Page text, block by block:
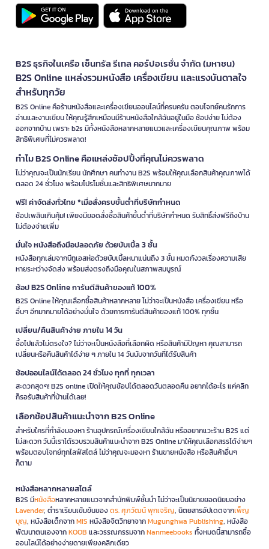
B2S ธุรกิจในเครือ เซ็นทรัล รีเทล คอร์ปอเรชั่น จำกัด (มหาชน)
B2S Online แหล่งรวมหนังสือ เครื่องเขียน และแรงบันดาลใจ
สำหรับทุกวัย
B2S Online คือร้านหนังสือและเครื่องเขียนออนไลน์ที่ครบครัน ตอบโจทย์คนรักการ
อ่านและงานเขียน ให้คุณรู้สึกเหมือนมีร้านหนังสือใกล้ฉันอยู่ในมือ ช้อปง่าย ไม่ต้อง
ออกจากบ้าน เพราะ b2s มีทั้งหนังสือหลากหลายแนวและเครื่องเขียนคุณภาพ พร้อม
สิทธิพิเศษที่ไม่ควรพลาด!
ทำไม B2S Online คือแหล่งช้อปปิ้งที่คุณไม่ควรพลาด
ไม่ว่าคุณจะเป็นนักเรียน นักศึกษา คนทำงาน B2S พร้อมให้คุณเลือกสินค้าคุณภาพได้
ตลอด 24 ชั่วโมง พร้อมโปรโมชั่นและสิทธิพิเศษมากมาย
ฟรี! ค่าจัดส่งทั่วไทย *เมื่อสั่งครบขั้นต่ำที่บริษัทกำหนด
ช้อปเพลินเกินคุ้ม! เพียงมียอดสั่งซื้อสินค้าขั้นต่ำที่บริษัทกำหนด รับสิทธิ์ส่งฟรีถึงบ้าน
ไม่ต้องจ่ายเพิ่ม
มั่นใจ หนังสือถึงมือปลอดภัย ด้วยบับเบิ้ล 3 ชั้น
หนังสือทุกเล่มจากบีทูเอสห่อด้วยบับเบิ้ลหนาแน่นถึง 3 ชั้น หมดกังวลเรื่องความเสีย
หายระหว่างจัดส่ง พร้อมส่งตรงถึงมือคุณในสภาพสมบูรณ์
ช้อป B2S Online การันตีสินค้าของแท้ 100%
B2S Online ให้คุณเลือกซื้อสินค้าหลากหลาย ไม่ว่าจะเป็นหนังสือ เครื่องเขียน หรือ
อื่นๆ อีกมากมายได้อย่างมั่นใจ ด้วยการการันตีสินค้าของแท้ 100% ทุกชิ้น
เปลี่ยน/คืนสินค้าง่าย ภายใน 14 วัน
ซื้อไปแล้วไม่ตรงใจ? ไม่ว่าจะเป็นหนังสือที่เลือกผิด หรือสินค้ามีปัญหา คุณสามารถ
เปลี่ยนหรือคืนสินค้าได้ง่าย ๆ ภายใน 14 วันนับจากวันที่ได้รับสินค้า
ช้อปออนไลน์ได้ตลอด 24 ชั่วโมง ทุกที่ ทุกเวลา
สะดวกสุดๆ! B2S online เปิดให้คุณช้อปได้ตลอดวันตลอดคืน อยากได้อะไร แค่คลิก
ก็รอรับสินค้าที่บ้านได้เลย!
เลือกช้อปสินค้าแนะนำจาก B2S Online
สำหรับใครที่กำลังมองหา ร้านอุปกรณ์เครื่องเขียนใกล้ฉัน หรืออยากแวะร้าน B2S แต่
ไม่สะดวก วันนี้เราได้รวบรวมสินค้าแนะนำจาก B2S Online มาให้คุณเลือกสรรได้ง่ายๆ
พร้อมตอบโจทย์ทุกไลฟ์สไตล์ ไม่ว่าคุณจะมองหา ร้านขายหนังสือ หรือสินค้าอื่นๆ
ก็ตาม
หนังสือหลากหลายสไตล์
B2S มีหนังสือหลากหลายแนวจากสำนักพิมพ์ชั้นนำ ไม่ว่าจะเป็นนิยายยอดนิยมอย่าง
Lavender, ตำราเรียนเข้มข้นของดร. ศุภวัฒน์ พุกเจริญ, นิตยสารอัปเดตจากเพ็ญ
บุญ, หนังสือเด็กจากMIS หนังสือจิตวิทยาจากMugunghwa Publishing, หนังสือ
พัฒนาตนเองจากKOOB และวรรณกรรมจากNanmeebooks ทั้งหมดนี้สามารถซื้อ
ออนไลน์ได้อย่างง่ายดายเพียงคลิกเดียว